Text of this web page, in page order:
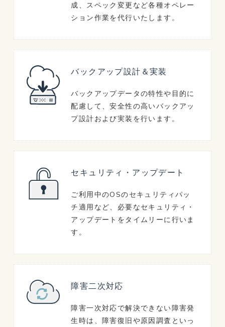
成、スペック変更など各種オペレー
ション作業を代行いたします。
バックアップ設計＆実装
バックアップデータの特性や目的に
配慮して、安全性の高いバックアッ
プ設計および実装を行います。
セキュリティ・アップデート
ご利用中のOSのセキュリティパッ
チ適用など、必要なセキュリティ・
アップデートをタイムリーに行いま
す。
障害二次対応
障害一次対応で解決できない障害発
生時は、障害復旧や原因調査といっ